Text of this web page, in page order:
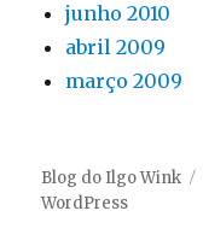
junho 2010
abril 2009
março 2009
Blog do Ilgo Wink
WordPress